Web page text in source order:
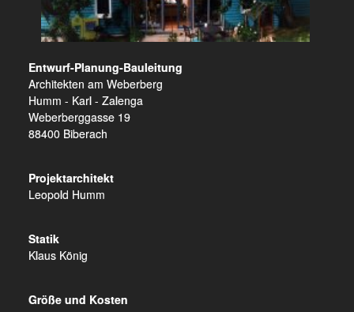
Entwurf-Planung-Bauleitung
Architekten am Weberberg
Humm - Karl - Zalenga
Weberberggasse 19
88400 Biberach
Projektarchitekt
Leopold Humm
Statik
Klaus König
Größe und Kosten